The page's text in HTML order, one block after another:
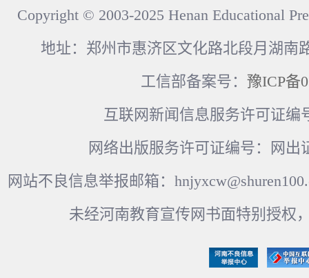
Copyright © 2003-2025 Henan Educational
地址：郑州市惠济区文化路北段月湖南
工信部备案号： 豫ICP备
互联网新闻信息服务许可证编
网络出版服务许可证编号：网出
网站不良信息举报邮箱：
未经河南教育宣传网书面特别授权